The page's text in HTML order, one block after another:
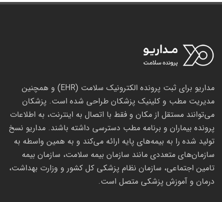
مداریو برای ثبت پرونده الکترونیک سلامت (EHR) و همچنین
مدیریت مطب و کلینیک پزشکان طراحی شده است. پزشکان
می‌توانند مستقل از مکان و فقط با اتصال به اینترنت، به اطلاعات
پرونده بیماران و برنامه مطب دسترسی داشته باشند. مداریو نسخ
تولید شده را به بیمه‌های پایه ارائه می‌کند و به همین واسطه به
سازمان‌های متعددی مانند سازمان بیمه سلامت، سازمان بیمه
تامین اجتماعی، سازمان نظام پزشکی کل کشور و وزارت بهداشت،
درمان و آموزش پزشکی متصل است.